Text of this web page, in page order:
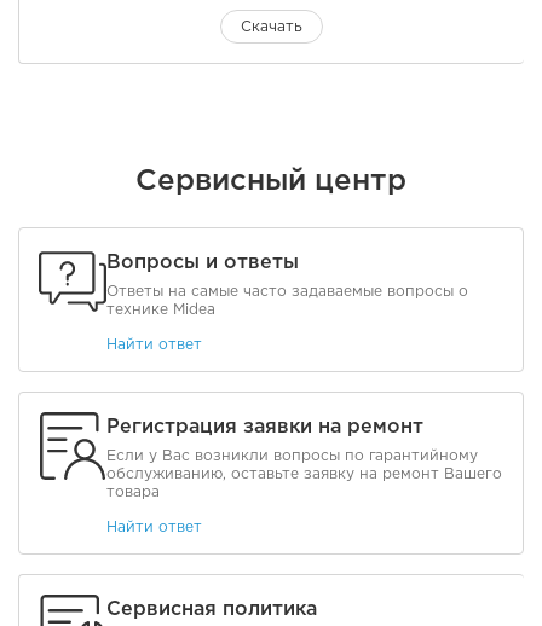
Скачать
Сервисный центр
Вопросы и ответы
Ответы на самые часто задаваемые вопросы о
технике Midea
Найти ответ
Регистрация заявки на ремонт
Если у Вас возникли вопросы по гарантийному
обслуживанию, оставьте заявку на ремонт Вашего
товара
Найти ответ
Сервисная политика